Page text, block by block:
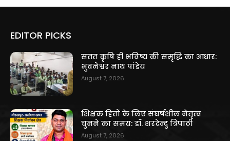
EDITOR PICKS
सतत कृषि ही भविष्य की समृद्धि का आधार:
भुवनेश्वर नाथ पांडेय
August 7, 2026
शिक्षक हितों के लिए संघर्षशील नेतृत्व
चुनने का समय: डॉ. शरदेन्दु त्रिपाठी
August 7, 2026